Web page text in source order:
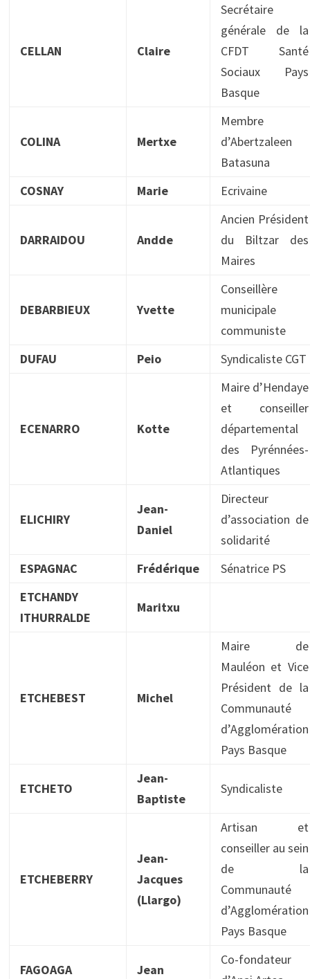
CELLAN Claire
Secrétaire
générale de la
CFDT Santé
Sociaux Pays
Basque
COLINA Mertxe
Membre
d’Abertzaleen
Batasuna
COSNAY
Marie Ecrivaine
DARRAIDOU Andde
Ancien Président
du Biltzar des
Maires
DEBARBIEUX Yvette
Conseillère
municipale
communiste
DUFAU
Peio Syndicaliste CGT
ECENARRO Kotte
Maire d’Hendaye
et conseiller
départemental
des Pyrénnées-
Atlantiques
ELICHIRY
Jean-
Daniel
Directeur
d’association de
solidarité
ESPAGNAC
Frédérique
Sénatrice PS
ETCHANDY
ITHURRALDE
Maritxu
ETCHEBEST Michel
Maire de
Mauléon et Vice
Président de la
Communauté
d’Agglomération
Pays Basque
ETCHETO
Jean-
Baptiste
Syndicaliste
ETCHEBERRY
Jean-
Jacques
(Llargo)
Artisan et
conseiller au sein
de la
Communauté
d’Agglomération
Pays Basque
FAGOAGA Jean
Co-fondateur